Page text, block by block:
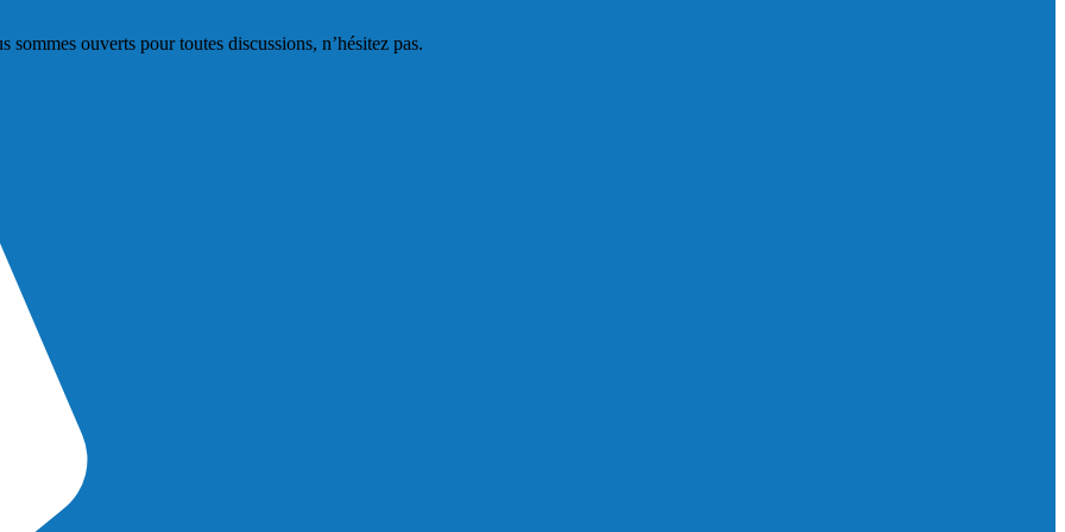
sommes ouverts pour toutes discussions, n’hésitez pas.